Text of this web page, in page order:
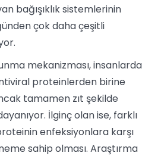
bağışıklık sistemlerinin
çok daha çeşitli
mekanizması, insanlarda
proteinlerden birine
tamamen zıt şekilde
İlginç olan ise, farklı
enfeksiyonlara karşı
sahip olması. Araştırma